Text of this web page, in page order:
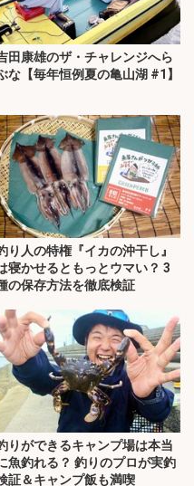
田康雄のザ・チャレンジへら
な【毎年恒例夏の亀山湖 #1】
り人の特権『イカの沖干し』
寝かせるともっとウマい？ 3
の保存方法を徹底検証
りができるキャンプ場は本当
魚釣れる？ 釣りのプロが実釣
証＆キャンプ飯も満喫